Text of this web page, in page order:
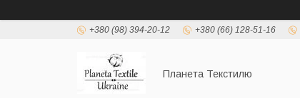
+380 (98) 394-20-12 +380 (66) 128-51-16
Планета Текстилю